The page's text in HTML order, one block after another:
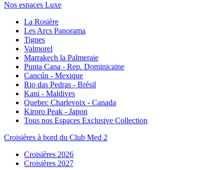
Nos espaces Luxe
La Rosière
Les Arcs Panorama
Tignes
Valmorel
Marrakech la Palmeraie
Punta Cana - Rep. Dominicaine
Cancún - Mexique
Rio das Pedras - Brésil
Kani - Maldives
Quebec Charlevoix - Canada
Kiroro Peak - Japon
Tous nos Espaces Exclusive Collection
Croisières à bord du Club Med 2
Croisières 2026
Croisières 2027